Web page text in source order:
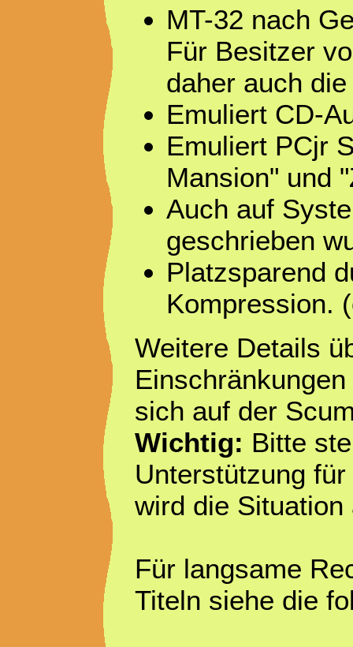
MT-32 nach
Für Besitzer
daher auch
Emuliert CD-
Emuliert PCjr
Mansion" und
Auch auf
geschrieben
Platzsparend
Kompression.
Weitere Details
sich auf der
Wichtig: Bitte
Unterstützung
wird die
Für langsame
Titeln siehe die